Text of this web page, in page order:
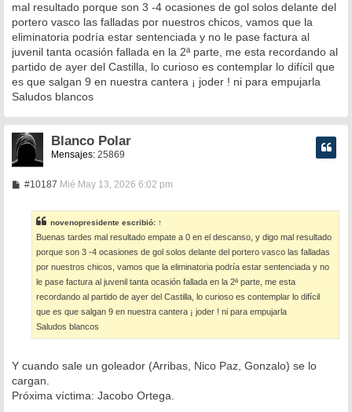
a
j
e
mal resultado porque son 3 -4 ocasiones de gol solos delante del
portero vasco las falladas por nuestros chicos, vamos que la
eliminatoria podría estar sentenciada y no le pase factura al
juvenil tanta ocasión fallada en la 2ª parte, me esta recordando al
partido de ayer del Castilla, lo curioso es contemplar lo difícil que
es que salgan 9 en nuestra cantera ¡ joder ! ni para empujarla
Saludos blancos
Blanco Polar
Mensajes: 25869
#10187M
a
j
e
Mié May 13, 2026 6:02 pm
novenopresidente escribió: ↑
Buenas tardes mal resultado empate a 0 en el descanso, y digo mal resultado
porque son 3 -4 ocasiones de gol solos delante del portero vasco las falladas
por nuestros chicos, vamos que la eliminatoria podría estar sentenciada y no
le pase factura al juvenil tanta ocasión fallada en la 2ª parte, me esta
recordando al partido de ayer del Castilla, lo curioso es contemplar lo difícil
que es que salgan 9 en nuestra cantera ¡ joder ! ni para empujarla
Saludos blancos
Y cuando sale un goleador (Arribas, Nico Paz, Gonzalo) se lo
cargan.
Próxima víctima: Jacobo Ortega.